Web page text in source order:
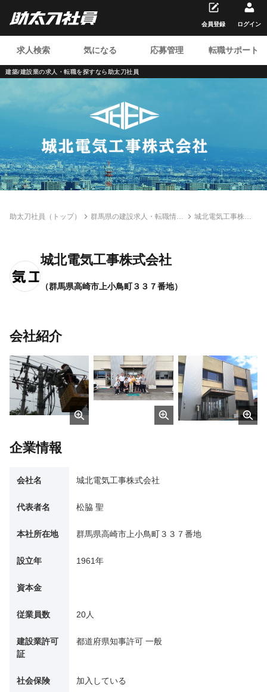
建築/建設業の求人・転職を探すなら助太刀社員
求人検索 気になる 応募管理 転職サポート
会員登録 ログイン
助太刀社員（トップ）
群馬県の建設求人・転職情報
城北電気工事株式
城北電気工事株式会社
（群馬県高崎市上小鳥町３３７番地）
会社紹介
企業情報
会社名 城北電気工事株式会社
代表者名 松脇 聖
本社所在地 群馬県高崎市上小鳥町３３７番地
設立年 1961年
資本金
従業員数 20人
建設業許可
証
都道府県知事許可 一般
社会保険 加入している